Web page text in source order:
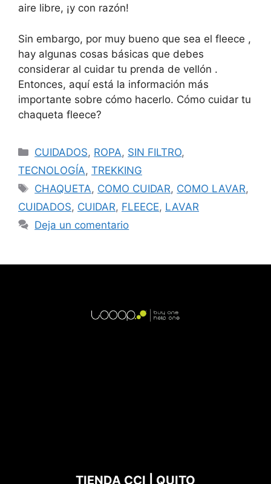
aire libre, ¡y con razón!
Sin embargo, por muy bueno que sea el fleece ,
hay algunas cosas básicas que debes
considerar al cuidar tu prenda de vellón .
Entonces, aquí está la información más
importante sobre cómo hacerlo. Cómo cuidar tu
chaqueta fleece?
CUIDADOS, ROPA, SIN FILTRO,
TECNOLOGÍA, TREKKING
CHAQUETA, COMO CUIDAR, COMO LAVAR,
CUIDADOS, CUIDAR, FLEECE, LAVAR
Deja un comentario
TIENDA CCI | QUITO